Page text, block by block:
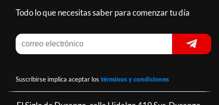
Todo lo que necesitas saber para comenzar tu día
Suscribirse implica aceptar los términos y condiciones